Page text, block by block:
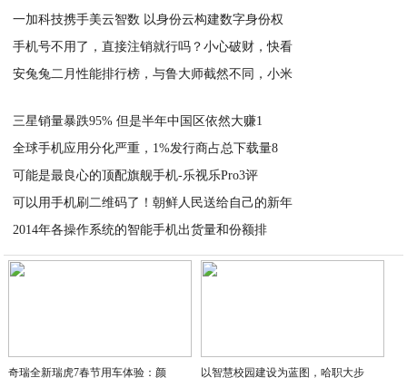
一加科技携手美云智数 以身份云构建数字身份权
手机号不用了，直接注销就行吗？小心破财，快看
安兔兔二月性能排行榜，与鲁大师截然不同，小米
三星销量暴跌95% 但是半年中国区依然大赚1
全球手机应用分化严重，1%发行商占总下载量8
可能是最良心的顶配旗舰手机-乐视乐Pro3评
可以用手机刷二维码了！朝鲜人民送给自己的新年
2014年各操作系统的智能手机出货量和份额排
2021-02-17
奇瑞全新瑞虎7春节用车体验：颜 以智慧校园建设为蓝图，哈职大步